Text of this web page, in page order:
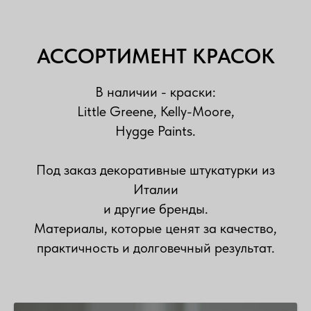
АССОРТИМЕНТ КРАСОК
В наличии - краски:
Little Greene, Kelly-Moore,
Hygge Paints.
Под заказ декоративные штукатурки из
Италии
и другие бренды.
Материалы, которые ценят за качество,
практичность и долговечный результат.